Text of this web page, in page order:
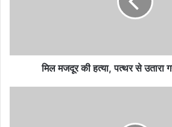
मौत
मिल मजदूर की हत्या, पत्थर से उतारा